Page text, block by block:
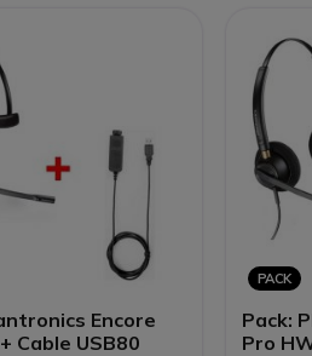
Encore
Cable USB80
PACK
Pack:
Pro